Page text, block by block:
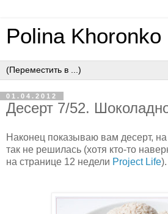
Polina Khoronko
01.04.2012
Десерт 7/52.
Наконец показываю вам десерт,
так не решилась (хотя кто-то
на странице 12 недели Project Life